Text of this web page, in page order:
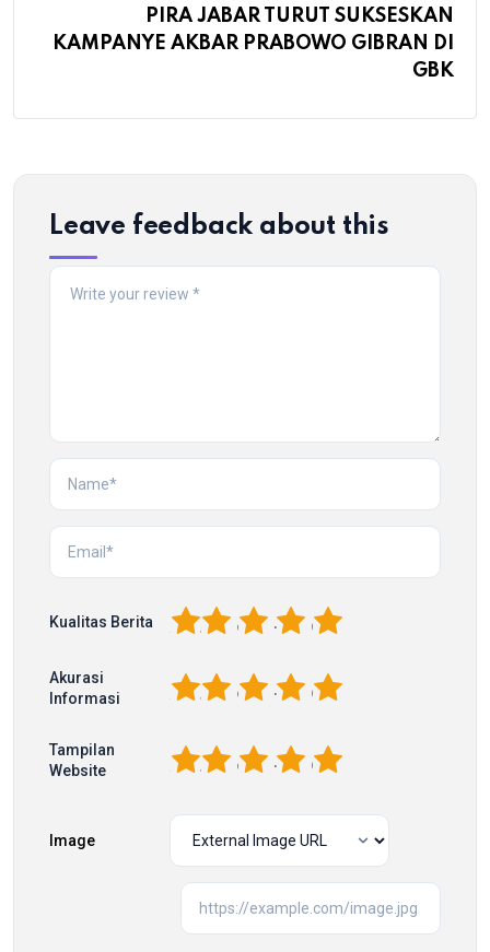
PIRA JABAR TURUT SUKSESKAN
KAMPANYE AKBAR PRABOWO GIBRAN DI
GBK
Leave feedback about this
Kualitas Berita 5
4
3
2
Akurasi
Informasi
5
4
3
2
Tampilan
Website
5
4
3
2
Image